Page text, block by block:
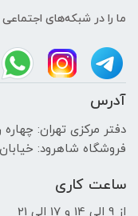
ما را در شبکه‌های اجتماعی
آدرس
دفتر مرکزی تهران: چهاره
فروشگاه شاهرود: خیابان 22بهمن پاساژ صفری پلاک 76 الی 78
ساعت کاری
از 9 الی 14 و 17 الی 21